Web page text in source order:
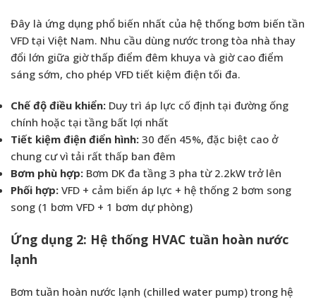
Đây là ứng dụng phổ biến nhất của hệ thống bơm biến tần
VFD tại Việt Nam. Nhu cầu dùng nước trong tòa nhà thay
đổi lớn giữa giờ thấp điểm đêm khuya và giờ cao điểm
sáng sớm, cho phép VFD tiết kiệm điện tối đa.
Chế độ điều khiển: Duy trì áp lực cố định tại đường ống
chính hoặc tại tầng bất lợi nhất
Tiết kiệm điện điển hình: 30 đến 45%, đặc biệt cao ở
chung cư vì tải rất thấp ban đêm
Bơm phù hợp: Bơm DK đa tầng 3 pha từ 2.2kW trở lên
Phối hợp: VFD + cảm biến áp lực + hệ thống 2 bơm song
song (1 bơm VFD + 1 bơm dự phòng)
Ứng dụng 2: Hệ thống HVAC tuần hoàn nước
lạnh
Bơm tuần hoàn nước lạnh (chilled water pump) trong hệ